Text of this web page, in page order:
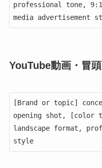
professional tone,
media advertisement
YouTube動画・冒頭
[Brand or topic]
opening shot, [color
landscape format,
style